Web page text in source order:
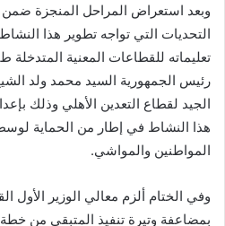
وبعد استعراض المراحل المنجزة
التحديات التي تواجه تطوير هذا
تعليماته للقطاعات المعنية
رئيس الجمهورية السيد محمد ولد
الجيد لقطاع التعدين الأهلي وذلك
هذا النشاط في إطار من الحماية
المواطنين والمواشي.
وفي الختام ألزم معالي الوزير الأول
بمضاعفة وتيرة تنفيذ المتبقي من